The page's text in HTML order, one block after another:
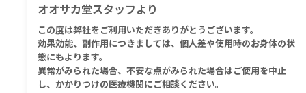
オオサカ堂スタッフより
この度は弊社をご利用いただきありがとうございます。
効果効能、副作用につきましては、個人差や使用時のお身体の状
態にもよります。
異常がみられた場合、不安な点がみられた場合はご使用を中止
し、かかりつけの医療機関にご相談ください。